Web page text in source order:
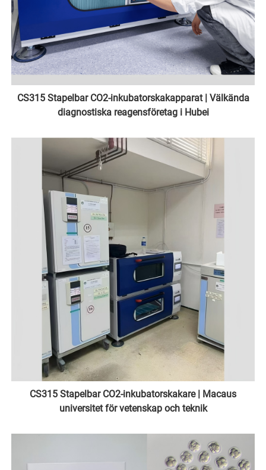
CS315 Stapelbar CO2-inkubatorskakapparat | Välkända
diagnostiska reagensföretag i Hubei
CS315 Stapelbar CO2-inkubatorskakare | Macaus
universitet för vetenskap och teknik